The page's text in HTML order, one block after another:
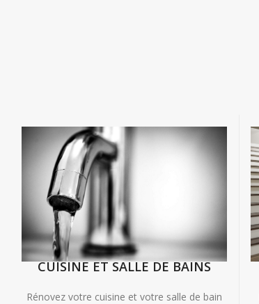
CUISINE ET SALLE DE BAINS
Rénovez votre cuisine et votre salle de bain